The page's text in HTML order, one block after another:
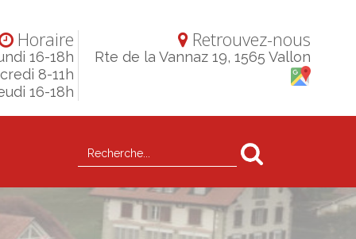
Horaire
16-18h
8-11h
16-18h
Retrouvez-nous
Rte de la Vannaz 19, 1565 Vallon